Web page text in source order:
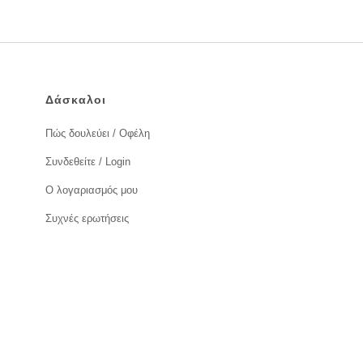
Δάσκαλοι
Πώς δουλεύει / Οφέλη
Συνδεθείτε / Login
Ο λογαριασμός μου
Συχνές ερωτήσεις